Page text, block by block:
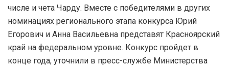
числе и чета Чарду. Вместе с победителями в других
номинациях регионального этапа конкурса Юрий
Егорович и Анна Васильевна представят Красноярский
край на федеральном уровне. Конкурс пройдет в
конце года, уточнили в пресс-службе Министерства